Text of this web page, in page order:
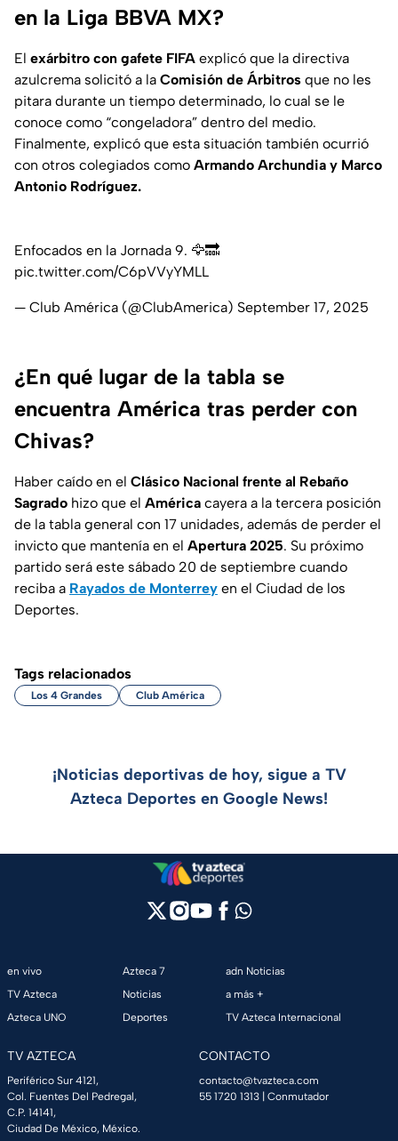
en la Liga BBVA MX?
El exárbitro con gafete FIFA explicó que la directiva
azulcrema solicitó a la Comisión de Árbitros que no les
pitara durante un tiempo determinado, lo cual se le
conoce como “congeladora” dentro del medio.
Finalmente, explicó que esta situación también ocurrió
con otros colegiados como Armando Archundia y Marco
Antonio Rodríguez.
Enfocados en la Jornada 9. 🦅🔜
pic.twitter.com/C6pVVyYMLL
— Club América (@ClubAmerica) September 17, 2025
¿En qué lugar de la tabla se
encuentra América tras perder con
Chivas?
Haber caído en el Clásico Nacional frente al Rebaño
Sagrado hizo que el América cayera a la tercera posición
de la tabla general con 17 unidades, además de perder el
invicto que mantenía en el Apertura 2025. Su próximo
partido será este sábado 20 de septiembre cuando
reciba a Rayados de Monterrey en el Ciudad de los
Deportes.
Tags relacionados
Los 4 Grandes Club América
¡Noticias deportivas de hoy, sigue a TV
Azteca Deportes en Google News!
en vivo
TV Azteca
Azteca UNO
Azteca 7
Noticias
Deportes
adn Noticias
a más +
TV Azteca Internacional
TV AZTECA
Periférico Sur 4121,
Col. Fuentes Del Pedregal,
C.P. 14141,
Ciudad De México, México.
CONTACTO
contacto@tvazteca.com
55 1720 1313 | Conmutador